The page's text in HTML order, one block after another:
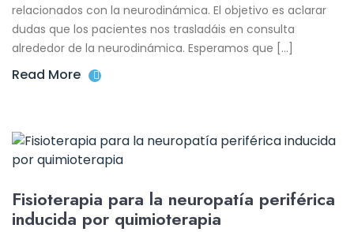
relacionados con la neurodinámica. El objetivo es aclarar
dudas que los pacientes nos trasladáis en consulta
alrededor de la neurodinámica. Esperamos que […]
Read More
Fisioterapia para la neuropatía periférica
inducida por quimioterapia